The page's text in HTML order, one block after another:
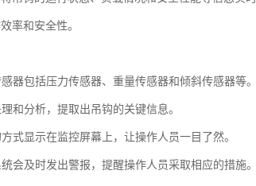
率和安全性。
器包括压力传感器、重量传感器和倾斜传感器等。
和分析，提取出吊钩的关键信息。
式显示在监控屏幕上，让操作人员一目了然。
会及时发出警报，提醒操作人员采取相应的措施。